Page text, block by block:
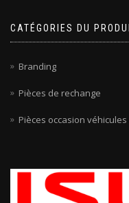
CATÉGORIES DU
Branding
Pièces de rechange
Pièces occasion